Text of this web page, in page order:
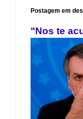
Postagem em
"Nos te